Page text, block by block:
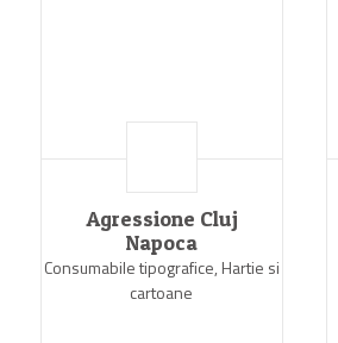
Agressione Cluj
Napoca
Consumabile tipografice, Hartie si
cartoane